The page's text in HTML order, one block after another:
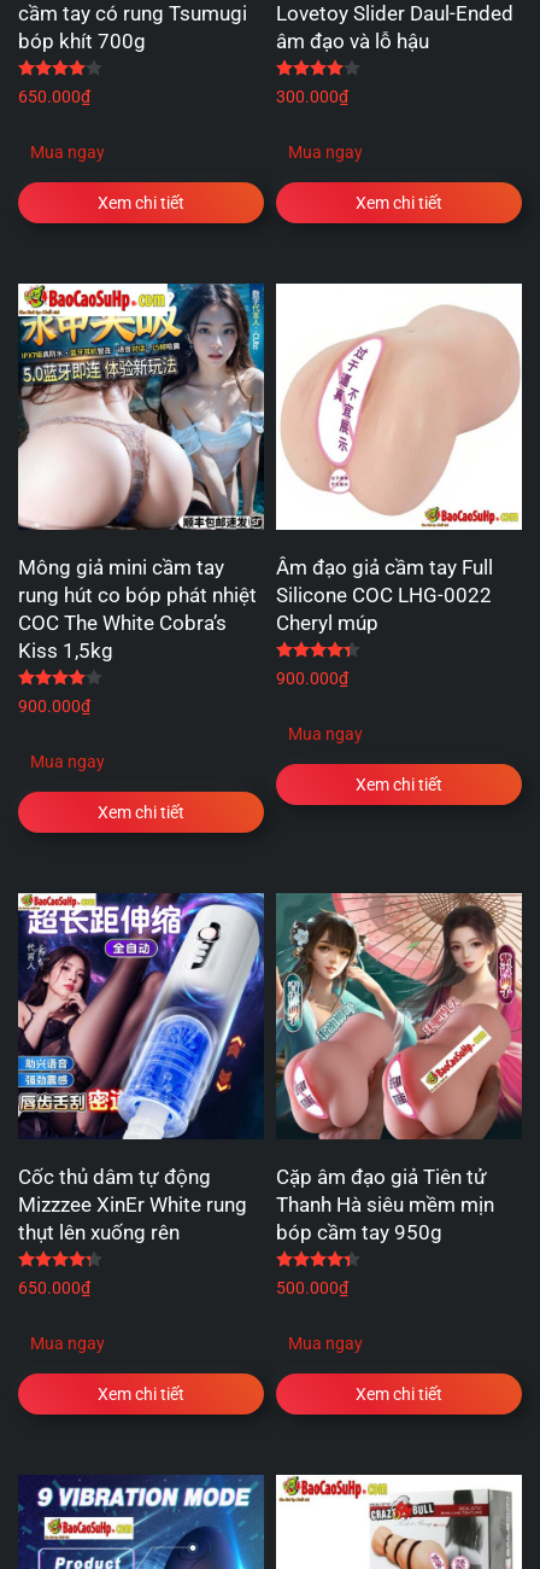
cầm tay có rung Tsumugi
bóp khít 700g
5 sao
650.000₫
Mua ngay
Xem chi tiết
Lovetoy Slider Daul-Ended
âm đạo và lỗ hậu
300.000₫
Mua ngay
Xem chi tiết
Mông giả mini cầm tay
rung hút co bóp phát nhiệt
COC The White Cobra’s
Kiss 1,5kg
5 sao
900.000₫
Mua ngay
Xem chi tiết
Âm đạo giả cầm tay Full
Silicone COC LHG-0022
Cheryl múp
900.000₫
Mua ngay
Xem chi tiết
Cốc thủ dâm tự động
Mizzzee XinEr White rung
thụt lên xuống rên
5 sao
650.000₫
Mua ngay
Xem chi tiết
Cặp âm đạo giả Tiên tử
Thanh Hà siêu mềm mịn
bóp cầm tay 950g
500.000₫
Mua ngay
Xem chi tiết